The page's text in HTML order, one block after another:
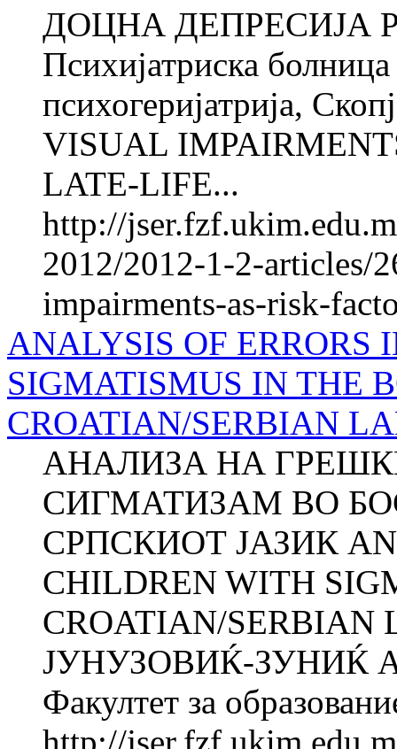
ДОЦНА ДЕПРЕСИЈА
Психијатриска
психогеријатрија,
VISUAL
LATE-LIFE...
http://
2012/2012-1-2-articles/
impairments-as-risk-
ANALYSIS OF ERRORS
SIGMATISMUS IN THE
CROATIAN/SERBIAN
АНАЛИЗА НА
СИГМАТИЗАМ ВО
СРПСКИОТ ЈАЗИК
CHILDREN WITH
CROATIAN/SERBIAN
ЈУНУЗОВИЌ-ЗУНИЌ
Факултет за
http://